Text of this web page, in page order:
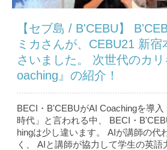
【セブ島 / B'CEBU】
ミカさんが、CEBU21 新
さいました。 次世代のカ
oaching』の紹介！
BECI・B'CEBUがAI Coachingを導
時代」と言われる中、 BECI・
hingは少し違います。 AIが講師の代
く、 AIと講師が協力して学生の英語